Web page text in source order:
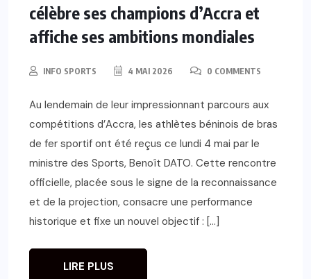
célèbre ses champions d’Accra et
affiche ses ambitions mondiales
INFO SPORTS 4 MAI 2026 0 COMMENTS
Au lendemain de leur impressionnant parcours aux
compétitions d’Accra, les athlètes béninois de bras
de fer sportif ont été reçus ce lundi 4 mai par le
ministre des Sports, Benoît DATO. Cette rencontre
officielle, placée sous le signe de la reconnaissance
et de la projection, consacre une performance
historique et fixe un nouvel objectif : […]
LIRE PLUS